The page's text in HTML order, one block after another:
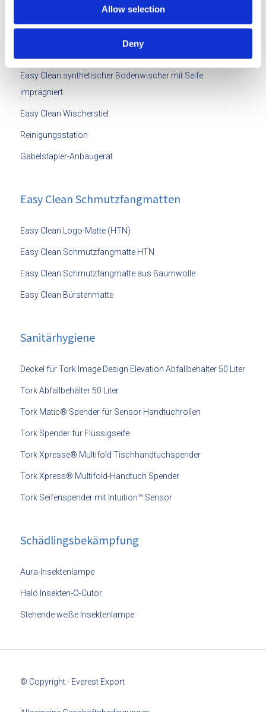
Allow selection
Deny
Easy Clean Teleskopstiel (4m / 6m)
Easy Clean synthetischer Bodenwischer mit Seife
imprägniert
Easy Clean Wischerstiel
Reinigungsstation
Gabelstapler-Anbaugerät
Easy Clean Schmutzfangmatten
Easy Clean Logo-Matte (HTN)
Easy Clean Schmutzfangmatte HTN
Easy Clean Schmutzfangmatte aus Baumwolle
Easy Clean Bürstenmatte
Sanitärhygiene
Deckel für Tork Image Design Elevation Abfallbehälter 50 Liter
Tork Abfallbehälter 50 Liter
Tork Matic® Spender für Sensor Handtuchrollen
Tork Spender für Flüssigseife
Tork Xpresse® Multifold Tischhandtuchspender
Tork Xpress® Multifold-Handtuch Spender
Tork Seifenspender mit Intuition™ Sensor
Schädlingsbekämpfung
Aura-Insektenlampe
Halo Insekten-O-Cutor
Stehende weiße Insektenlampe
© Copyright - Everest Export